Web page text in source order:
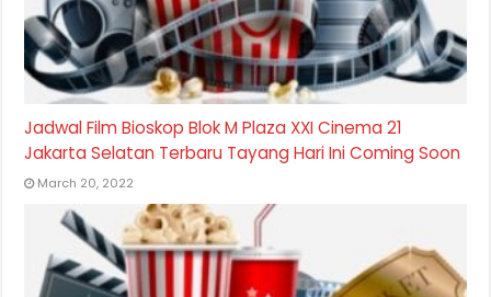
Jadwal Film Bioskop Blok M Plaza XXI Cinema 21
Jakarta Selatan Terbaru Tayang Hari Ini Coming Soon
March 20, 2022